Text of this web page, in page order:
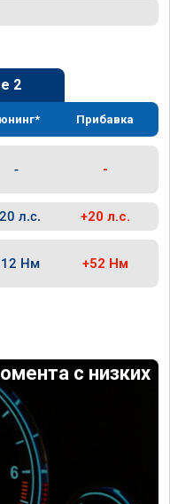
2
Прибавка
- -
л.с. +20 л.с.
Нм +52 Нм
с низких